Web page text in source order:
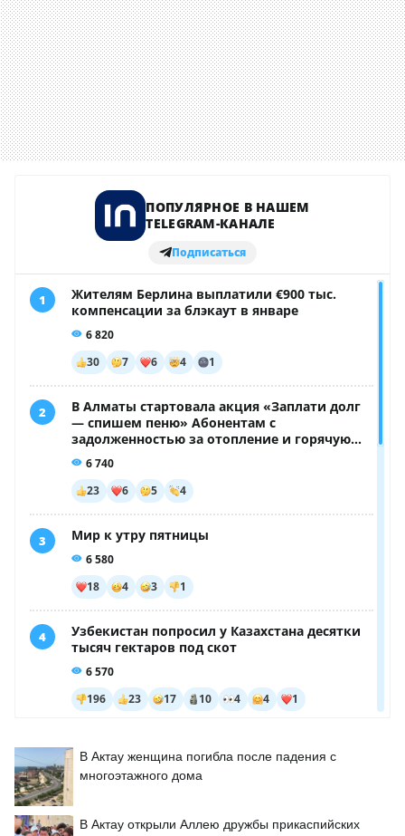
В Актау женщина погибла после падения с
многоэтажного дома
В Актау открыли Аллею дружбы прикаспийских